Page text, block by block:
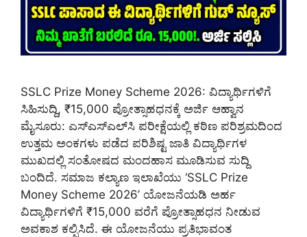
SSLC Prize Money Scheme 2026: ವಿದ್ಯಾರ್ಥಿಗಳಿಗೆ
ಸಿಹಿಸುದ್ದಿ, ₹15,000 ಪ್ರೋತ್ಸಾಹಧನಕ್ಕೆ ಅರ್ಜಿ ಆಹ್ವಾನ
ಮೈಸೂರು: ಎಸ್‌ಎಸ್‌ಎಲ್‌ಸಿ ಪರೀಕ್ಷೆಯಲ್ಲಿ ಕಠಿಣ ಪರಿಶ್ರಮದಿಂದ
ಉತ್ತಮ ಅಂಕಗಳು ಪಡೆದ ಪರಿಶಿಷ್ಟ ಜಾತಿ ವಿದ್ಯಾರ್ಥಿಗಳ
ಮುಖದಲ್ಲಿ ಸಂತೋಷದ ಮಂದಹಾಸ ಮೂಡಿಸುವ ಸುದ್ದಿ
ಬಂದಿದೆ. ಸಮಾಜ ಕಲ್ಯಾಣ ಇಲಾಖೆಯು ‘SSLC Prize
Money Scheme 2026’ ಯೋಜನೆಯಡಿ ಅರ್ಹ
ವಿದ್ಯಾರ್ಥಿಗಳಿಗೆ ₹15,000 ವರೆಗೆ ಪ್ರೋತ್ಸಾಹಧನ ನೀಡುವ
ಅವಕಾಶ ಕಲ್ಪಿಸಿದೆ. ಈ ಯೋಜನೆಯು ಪ್ರತಿಭಾವಂತ